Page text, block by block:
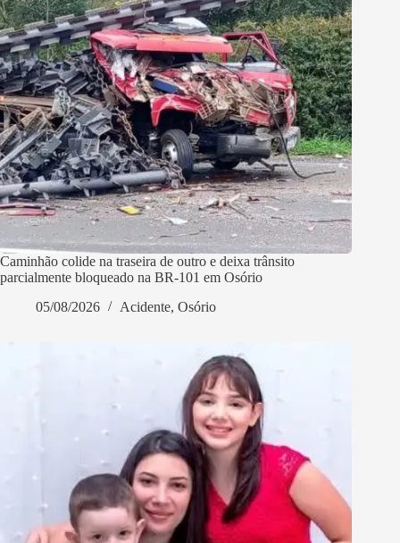
Caminhão colide na traseira de outro e deixa trânsito
parcialmente bloqueado na BR-101 em Osório
05/08/2026
Acidente, Osório